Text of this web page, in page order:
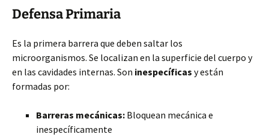
Defensa Primaria
Es la primera barrera que deben saltar los
microorganismos. Se localizan en la superficie del cuerpo y
en las cavidades internas. Son inespecíficas y están
formadas por:
Barreras mecánicas: Bloquean mecánica e
inespecíficamente